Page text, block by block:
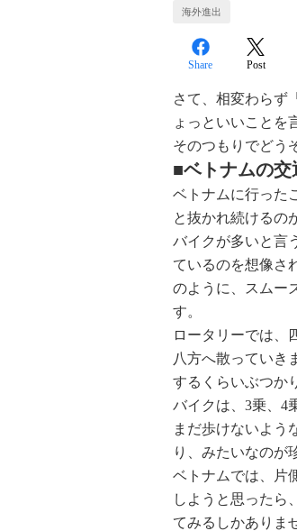
海外進出
Share Post
さて、相変わらず
ょっといいことを
そのつもりでどう
■ベトナムの交
ベトナムに行った
と抜かれ続けるの
バイクが多いと言
ているのを想像さ
のように、スムー
す。
ロータリーでは、
八方へ散っていき
するくらいぶつか
バイクは、3乗、4
まだ歩けないよう
り、みたいなのが
ベトナムでは、片
しようと思ったら
てみるしかありま